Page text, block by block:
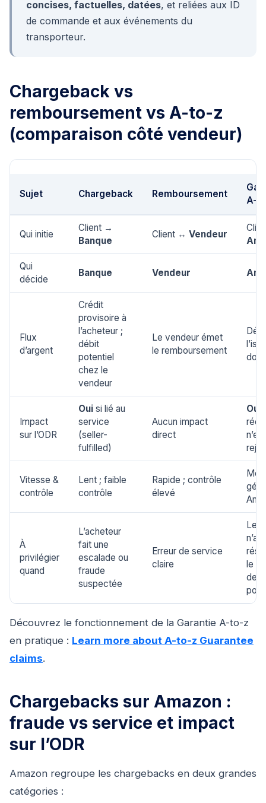
concises, factuelles, datées, et reliées aux ID
de commande et aux événements du
transporteur.
Chargeback vs
remboursement vs A-to-z
(comparaison côté vendeur)
Sujet Chargeback Remboursement
A-
Qui initie
Client →
Banque
Client ↔ Vendeur
Qui
décide
Banque Vendeur
Flux
d’argent
Crédit
provisoire à
l’acheteur ;
débit
potentiel
chez le
vendeur
Le vendeur émet
le remboursement
Impact
sur l’ODR
Oui si lié au
service
(seller-
fulfilled)
Aucun impact
direct
Oui
Vitesse &
contrôle
Lent ; faible
contrôle
Rapide ; contrôle
élevé
À
privilégier
quand
L’acheteur
fait une
escalade ou
fraude
suspectée
Erreur de service
claire
Le
n’a
le
des
Découvrez le fonctionnement de la Garantie A-to-z
en pratique : Learn more about A-to-z Guarantee
claims.
Chargebacks sur Amazon :
fraude vs service et impact
sur l’ODR
Amazon regroupe les chargebacks en deux grandes
catégories :